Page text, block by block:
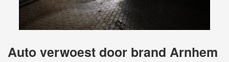
Auto verwoest door brand Arnhem